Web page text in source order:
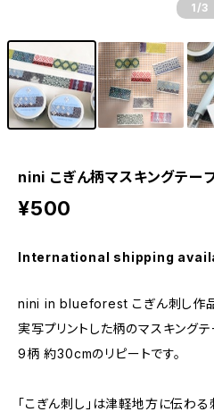
1 /3
nini こぎん柄マスキングテー
¥500
International shipping
nini in blueforest こぎん刺し作
実写プリントした柄のマスキングテ
9柄 約30cmのリピートです。
「こぎん刺し」は津軽地方に伝わる